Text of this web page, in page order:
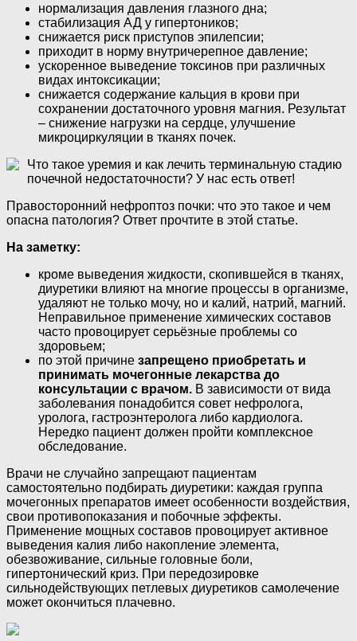
нормализация давления глазного дна;
стабилизация АД у гипертоников;
снижается риск приступов эпилепсии;
приходит в норму внутричерепное давление;
ускоренное выведение токсинов при различных
видах интоксикации;
снижается содержание кальция в крови при
сохранении достаточного уровня магния. Результат
– снижение нагрузки на сердце, улучшение
микроциркуляции в тканях почек.
Что такое уремия и как лечить терминальную стадию
почечной недостаточности? У нас есть ответ!
Правосторонний нефроптоз почки: что это такое и чем
опасна патология? Ответ прочтите в этой статье.
На заметку:
кроме выведения жидкости, скопившейся в тканях,
диуретики влияют на многие процессы в организме,
удаляют не только мочу, но и калий, натрий, магний.
Неправильное применение химических составов
часто провоцирует серьёзные проблемы со
здоровьем;
по этой причине запрещено приобретать и
принимать мочегонные лекарства до
консультации с врачом. В зависимости от вида
заболевания понадобится совет нефролога,
уролога, гастроэнтеролога либо кардиолога.
Нередко пациент должен пройти комплексное
обследование.
Врачи не случайно запрещают пациентам
самостоятельно подбирать диуретики: каждая группа
мочегонных препаратов имеет особенности воздействия,
свои противопоказания и побочные эффекты.
Применение мощных составов провоцирует активное
выведения калия либо накопление элемента,
обезвоживание, сильные головные боли,
гипертонический криз. При передозировке
сильнодействующих петлевых диуретиков самолечение
может окончиться плачевно.